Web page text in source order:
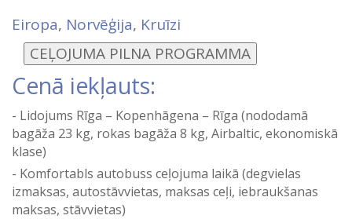
Eiropa, Norvēģija, Kruīzi
Cenā iekļauts:
Lidojums Rīga – Kopenhāgena – Rīga (nododamā
bagāža 23 kg, rokas bagāža 8 kg, Airbaltic, ekonomiskā
klase)
Komfortabls autobuss ceļojuma laikā (degvielas
izmaksas, autostāvvietas, maksas ceļi, iebraukšanas
maksas, stāvvietas)